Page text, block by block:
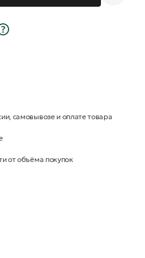
самовывозе и оплате товара
от объёма покупок